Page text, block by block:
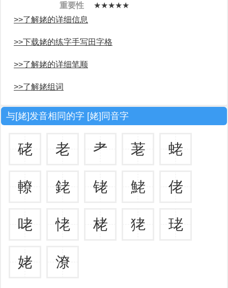
重要性
★★★★★
>>了解姥的详细信息
>>下载姥的练字手写田字格
>>了解姥的详细笔顺
>>了解姥组词
与[姥]发音相同的字 [姥]同音字
硓 老 耂 荖 蛯
轑 銠 铑 鮱 佬
咾 恅 栳 狫 珯
姥 潦